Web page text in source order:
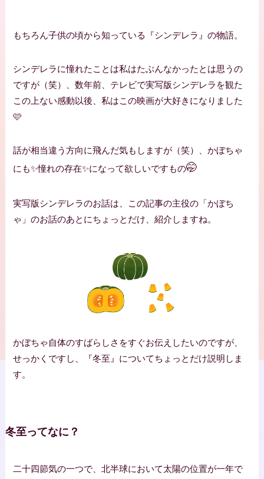
もちろん子供の頃から知っている『シンデレラ』の物語。
シンデレラに憧れたことは私はたぶんなかったとは思うの
ですが（笑）、数年前、テレビで実写版シンデレラを観た
この上ない感動以後、私はこの映画が大好きになりました
🩷
話が相当違う方向に飛んだ気もしますが（笑）、かぼちゃ
にも✨憧れの存在✨になって欲しいですもの🤭
実写版シンデレラのお話は、この記事の主役の「かぼち
ゃ」のお話のあとにちょっとだけ、紹介しますね。
かぼちゃ自体のすばらしさをすぐお伝えしたいのですが、
せっかくですし、『冬至』についてちょっとだけ説明しま
す。
冬至ってなに？
二十四節気の一つで、北半球において太陽の位置が一年で